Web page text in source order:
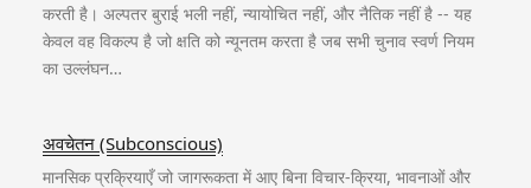
करती है। अल्पतर बुराई भली नहीं, न्यायोचित नहीं, और नैतिक नहीं है -- यह
केवल वह विकल्प है जो क्षति को न्यूनतम करता है जब सभी चुनाव स्वर्ण नियम
का उल्लंघन…
अवचेतन (Subconscious)
मानसिक प्रक्रियाएँ जो जागरूकता में आए बिना विचार-क्रिया, भावनाओं और